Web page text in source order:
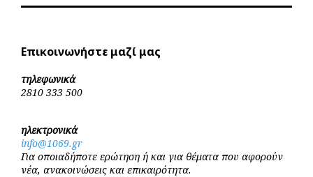
Επικοινωνήστε μαζί μας
τηλεφωνικά
2810 333 500
ηλεκτρονικά
info@1069.gr
Για οποιαδήποτε ερώτηση ή και για θέματα που αφορούν
νέα, ανακοινώσεις και επικαιρότητα.